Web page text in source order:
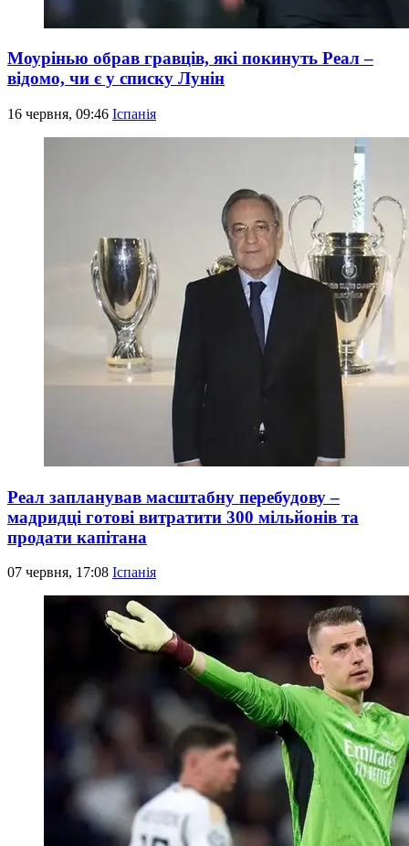
Моурінью обрав гравців, які покинуть Реал –
відомо, чи є у списку Лунін
16 червня, 09:46 Іспанія
Реал запланував масштабну перебудову –
мадридці готові витратити 300 мільйонів та
продати капітана
07 червня, 17:08 Іспанія